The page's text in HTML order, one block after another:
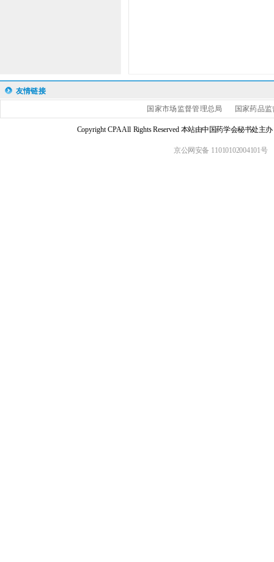
友情链接
国家市场监督管理总局 国家药品
Copyright CPA All Rights Reserved 本站由中国药学会秘书处主
京公网安备 11010102004101号